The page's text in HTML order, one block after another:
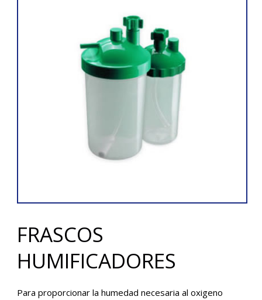
FRASCOS
HUMIFICADORES
Para proporcionar la humedad necesaria al oxigeno